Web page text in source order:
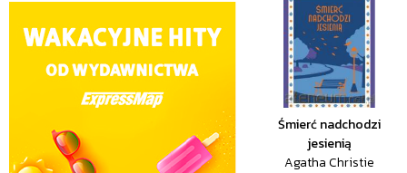
Śmierć nadchodzi
jesienią
Agatha Christie